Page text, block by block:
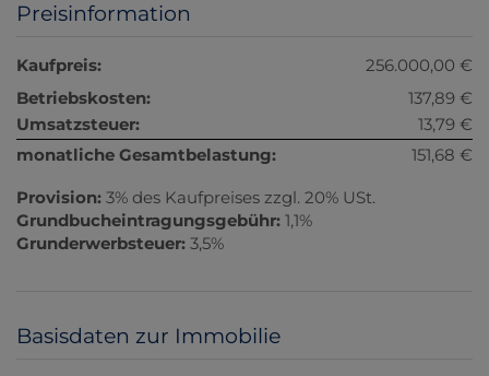
Preisinformation
Kaufpreis:
256.000,00 €
Betriebskosten:
137,89 €
Umsatzsteuer:
13,79 €
monatliche Gesamtbelastung:
151,68 €
Provision: 3% des Kaufpreises zzgl. 20% USt.
Grundbucheintragungsgebühr: 1,1%
Grunderwerbsteuer: 3,5%
Basisdaten zur Immobilie